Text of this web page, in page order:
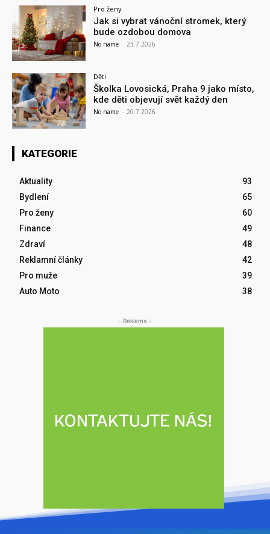
Pro ženy
Jak si vybrat vánoční stromek, který
bude ozdobou domova
No name - 23.7.2026
Děti
Školka Lovosická, Praha 9 jako místo,
kde děti objevují svět každý den
No name - 20.7.2026
KATEGORIE
Aktuality
93
Bydlení
65
Pro ženy
60
Finance
49
Zdraví
48
Reklamní články
42
Pro muže
39
Auto Moto
38
- Reklama -